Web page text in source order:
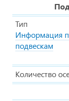
Тип
Информация
подвескам
Количество